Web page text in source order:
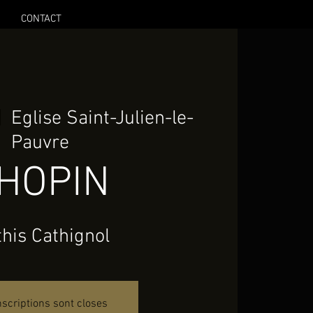
CONTACT
Eglise Saint-Julien-le-
Pauvre
Cathignol
sont closes